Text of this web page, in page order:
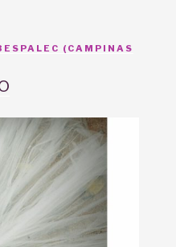
(CAMPINAS